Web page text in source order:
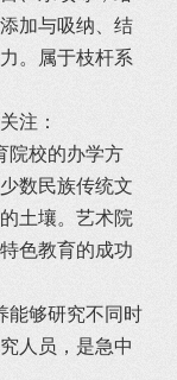
加与吸纳、结
。属于枝杆系
注：
校的办学方
数民族传统文
土壤。艺术院
色教育的成功
够研究不同时
人员，是急中